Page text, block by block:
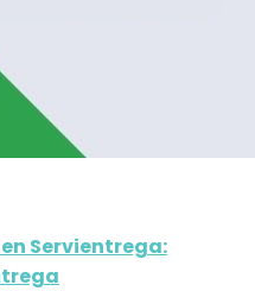
Servientrega: